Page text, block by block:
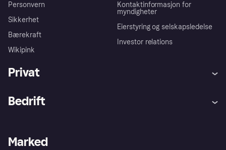
Personvern
Sikkerhet
Bærekraft
Wikipink
Kontaktinformasjon for
myndigheter
Eierstyring og selskapsledelse
Investor relations
Privat
Utforsk butikker
Bedrift
Merchant portal
Marked